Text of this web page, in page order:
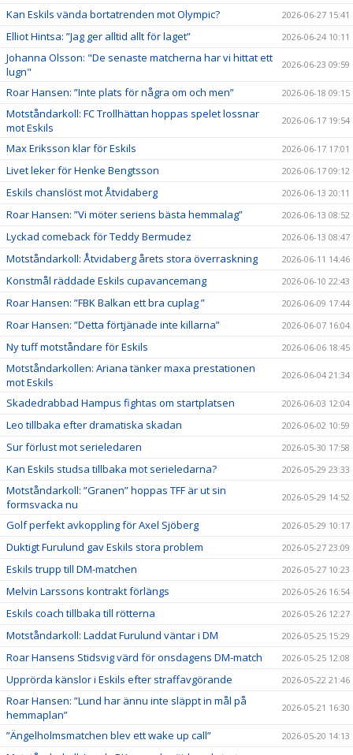
Kan Eskils vända bortatrenden mot Olympic? 2026-06-27 15:41
Elliot Hintsa: ”Jag ger alltid allt för laget” 2026-06-24 10:11
Johanna Olsson: "De senaste matcherna har vi hittat ett
lugn"
2026-06-23 09:59
Roar Hansen: ”Inte plats för några om och men” 2026-06-18 09:15
Motståndarkoll: FC Trollhättan hoppas spelet lossnar
mot Eskils
2026-06-17 19:54
Max Eriksson klar för Eskils 2026-06-17 17:01
Livet leker för Henke Bengtsson 2026-06-17 09:12
Eskils chanslöst mot Åtvidaberg 2026-06-13 20:11
Roar Hansen: ”Vi möter seriens bästa hemmalag” 2026-06-13 08:52
Lyckad comeback för Teddy Bermudez 2026-06-13 08:47
Motståndarkoll: Åtvidaberg årets stora överraskning 2026-06-11 14:46
Konstmål räddade Eskils cupavancemang 2026-06-10 22:43
Roar Hansen: ”FBK Balkan ett bra cuplag ” 2026-06-09 17:44
Roar Hansen: ”Detta förtjänade inte killarna” 2026-06-07 16:04
Ny tuff motståndare för Eskils 2026-06-06 18:45
Motståndarkollen: Ariana tänker maxa prestationen
mot Eskils
2026-06-04 21:34
Skadedrabbad Hampus fightas om startplatsen 2026-06-03 12:04
Leo tillbaka efter dramatiska skadan 2026-06-02 10:59
Sur förlust mot serieledaren 2026-05-30 17:58
Kan Eskils studsa tillbaka mot serieledarna? 2026-05-29 23:33
Motståndarkoll: ”Granen” hoppas TFF är ut sin
formsvacka nu
2026-05-29 14:52
Golf perfekt avkoppling för Axel Sjöberg 2026-05-29 10:17
Duktigt Furulund gav Eskils stora problem 2026-05-27 23:09
Eskils trupp till DM-matchen 2026-05-27 10:23
Melvin Larssons kontrakt förlängs 2026-05-26 16:54
Eskils coach tillbaka till rötterna 2026-05-26 12:27
Motståndarkoll: Laddat Furulund väntar i DM 2026-05-25 15:29
Roar Hansens Stidsvig värd för onsdagens DM-match 2026-05-25 12:08
Upprörda känslor i Eskils efter straffavgörande 2026-05-22 21:46
Roar Hansen: ”Lund har ännu inte släppt in mål på
hemmaplan”
2026-05-21 16:30
”Ängelholmsmatchen blev ett wake up call” 2026-05-20 14:13